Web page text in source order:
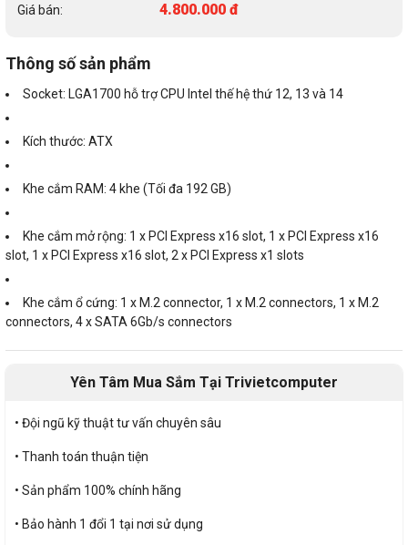
Giá bán: 4.800.000 đ
Thông số sản phẩm
Socket: LGA1700 hỗ trợ CPU Intel thế hệ thứ 12, 13 và 14
Kích thước: ATX
Khe cắm RAM: 4 khe (Tối đa 192 GB)
Khe cắm mở rộng: 1 x PCI Express x16 slot, 1 x PCI Express x16
slot, 1 x PCI Express x16 slot, 2 x PCI Express x1 slots
Khe cắm ổ cứng: 1 x M.2 connector, 1 x M.2 connectors, 1 x M.2
connectors, 4 x SATA 6Gb/s connectors
Yên Tâm Mua Sắm Tại Trivietcomputer
• Đội ngũ kỹ thuật tư vấn chuyên sâu
• Thanh toán thuận tiện
• Sản phẩm 100% chính hãng
• Bảo hành 1 đổi 1 tại nơi sử dụng